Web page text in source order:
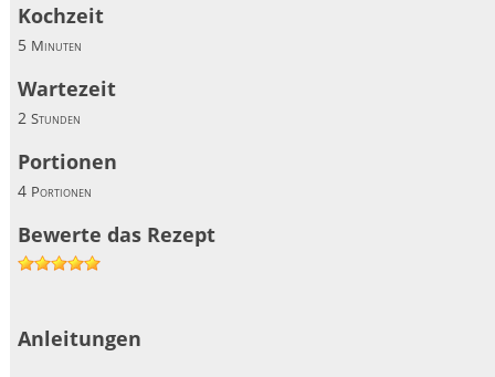
Kochzeit
5 Minuten
Wartezeit
2 Stunden
Portionen
4 Portionen
Bewerte das Rezept
1 2 3 4
Anleitungen